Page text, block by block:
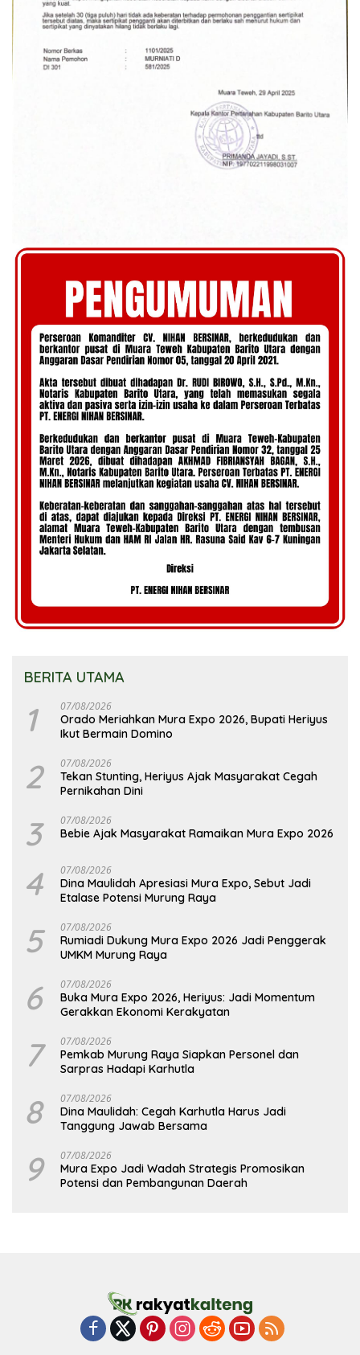
BERITA UTAMA
1 07/08/2026
Orado Meriahkan Mura Expo 2026, Bupati Heriyus
Ikut Bermain Domino
2 07/08/2026
Tekan Stunting, Heriyus Ajak Masyarakat Cegah
Pernikahan Dini
3 07/08/2026
Bebie Ajak Masyarakat Ramaikan Mura Expo 2026
4 07/08/2026
Dina Maulidah Apresiasi Mura Expo, Sebut Jadi
Etalase Potensi Murung Raya
5 07/08/2026
Rumiadi Dukung Mura Expo 2026 Jadi Penggerak
UMKM Murung Raya
6 07/08/2026
Buka Mura Expo 2026, Heriyus: Jadi Momentum
Gerakkan Ekonomi Kerakyatan
7 07/08/2026
Pemkab Murung Raya Siapkan Personel dan
Sarpras Hadapi Karhutla
8 07/08/2026
Dina Maulidah: Cegah Karhutla Harus Jadi
Tanggung Jawab Bersama
9 07/08/2026
Mura Expo Jadi Wadah Strategis Promosikan
Potensi dan Pembangunan Daerah